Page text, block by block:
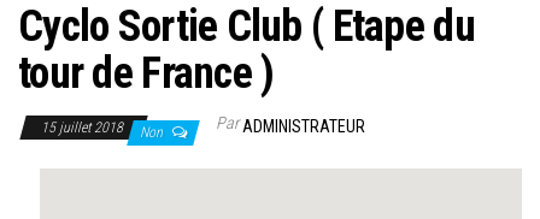
Cyclo Sortie Club ( Etape du
tour de France )
15 juillet 2018 Non ParADMINISTRATEUR